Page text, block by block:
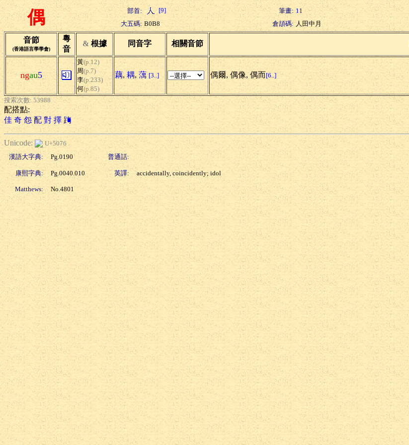
偶 部首: [9] 筆畫: 11
大五碼: B0B8 倉頡碼: 人田中月
音節
(香港語言學學會)
粵
音
& 根據 同音字 相關音節
ngau5
黃(p.12)
周(p.7)
李(p.233)
何(p.85)
藕, 耦, 蕅 [3..] 偶爾, 偶像, 偶而[6..]
搜索次數: 53988
配搭點:
佳 奇 怨 配 對 擇 踇
Unicode:
U+5076
漢語大字典:
Pg.0190 普通話:
康熙字典: Pg.0040.010 英譯: accidentally, coincidently; idol
Matthews: No.4801